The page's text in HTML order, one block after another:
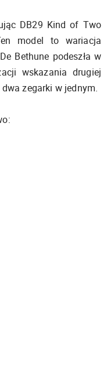
DB29 Kind of Two
model to wariacja
Bethune podeszła w
wskazania drugiej
zegarki w jednym.